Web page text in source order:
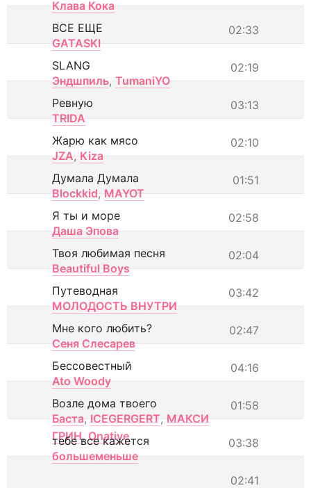
Клава Кока
02:33
ВСЕ ЕЩЕ
GATASKI
02:19
SLANG
Эндшпиль, TumaniYO
03:13
Ревную
TRIDA
02:10
Жарю как мясо
JZA, Kiza
01:51
Думала Думала
Blockkid, MAYOT
02:58
Я ты и море
Даша Эпова
02:04
Твоя любимая песня
Beautiful Boys
03:42
Путеводная
МОЛОДОСТЬ ВНУТРИ
02:47
Мне кого любить?
Сеня Слесарев
04:16
Бессовестный
Ato Woody
01:58
Возле дома твоего
Баста, ICEGERGERT, МАКСИ
ГРИН, Onative 03:38
тебе все кажется
большеменьше
02:41